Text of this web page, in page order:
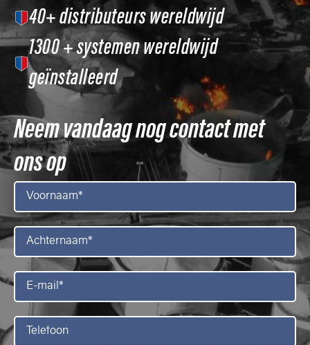
40+ distributeurs wereldwijd
1300 + systemen wereldwijd
geïnstalleerd
Neem vandaag nog contact met
ons op
Voornaam*
Achternaam*
E-
mail*
Telefoon